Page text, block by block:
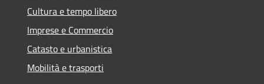
Cultura e tempo libero
Imprese e Commercio
Catasto e urbanistica
Mobilità e trasporti